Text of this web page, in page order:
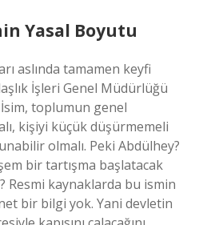
Yasal Boyutu
aslında tamamen keyfi
İşleri Genel Müdürlüğü
toplumun genel
kişiyi küçük düşürmemeli
olmalı. Peki Abdülhey?
bir tartışma başlatacak
Resmi kaynaklarda bu ismin
bir bilgi yok. Yani devletin